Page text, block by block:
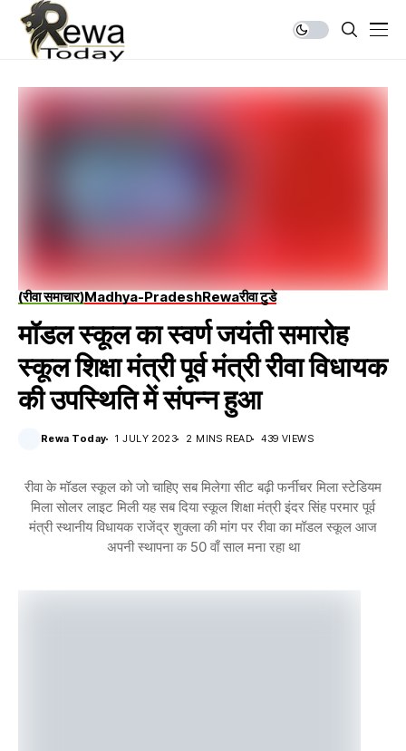
(रीवा समाचार)Madhya-PradeshRewaरीवा टुडे
मॉडल स्कूल का स्वर्ण जयंती समारोह
स्कूल शिक्षा मंत्री पूर्व मंत्री रीवा विधायक
की उपस्थिति में संपन्न हुआ
Rewa Today 1 JULY 2023 2 MINS READ 439 VIEWS
रीवा के मॉडल स्कूल को जो चाहिए सब मिलेगा सीट बढ़ी फर्नीचर मिला स्टेडियम
मिला सोलर लाइट मिली यह सब दिया स्कूल शिक्षा मंत्री इंदर सिंह परमार पूर्व
मंत्री स्थानीय विधायक राजेंद्र शुक्ला की मांग पर रीवा का मॉडल स्कूल आज
अपनी स्थापना क 50 वाँ साल मना रहा था